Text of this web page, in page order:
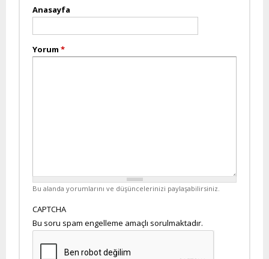
Anasayfa
Yorum *
Bu alanda yorumlarını ve düşüncelerinizi paylaşabilirsiniz.
CAPTCHA
Bu soru spam engelleme amaçlı sorulmaktadır.